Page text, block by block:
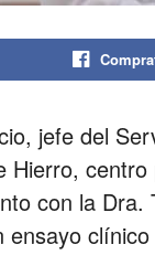
jefe del
Hierro,
con la
ensayo